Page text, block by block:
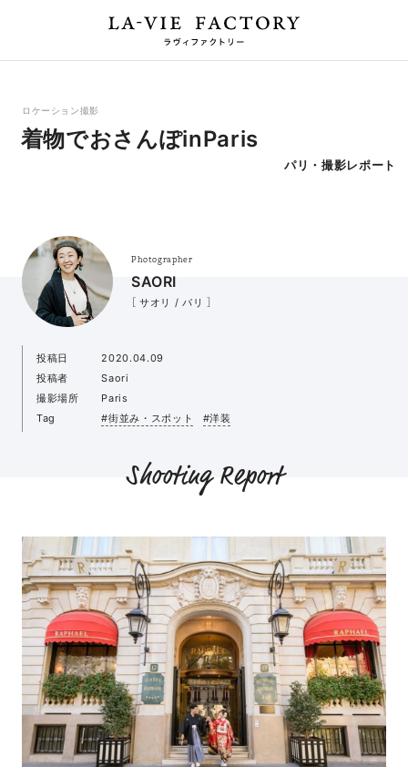
ロケーション撮影
着物でおさんぽinParis
パリ・撮影レポート
Photographer
SAORI
［ サオリ / パリ ］
投稿日
2020.04.09
投稿者
Saori
撮影場所
Paris
Tag
#街並み・スポット #洋装
Shooting Report